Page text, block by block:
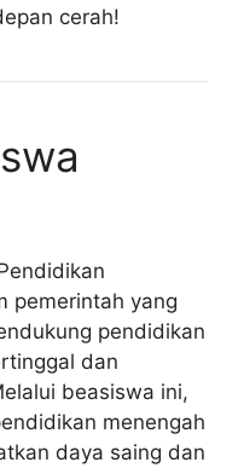
cerah!
pemerintah yang
pendidikan
dan
beasiswa ini,
menengah
daya saing dan